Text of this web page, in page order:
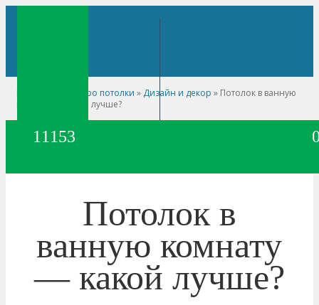
Сайт про потолки » Дизайн и декор » Потолок в ванную
комнату — какой лучше?
11153
Потолок в
ванную комнату
— какой лучше?